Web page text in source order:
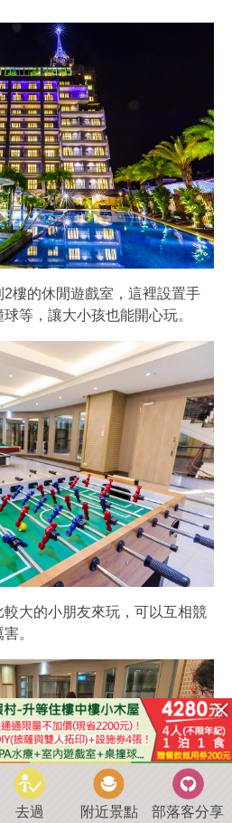
樓的休閒遊戲室，這裡設置手
等，讓大小孩也能開心玩。
大的小朋友來玩，可以互相競
。
去過 附近景點 部落客分享